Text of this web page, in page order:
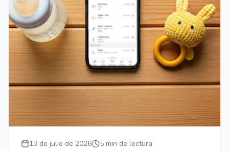
13 de julio de 2026 5 min de lectura